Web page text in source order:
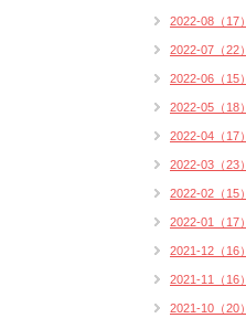
2022-08（17）
2022-07（22）
2022-06（15）
2022-05（18）
2022-04（17）
2022-03（23）
2022-02（15）
2022-01（17）
2021-12（16）
2021-11（16）
2021-10（20）